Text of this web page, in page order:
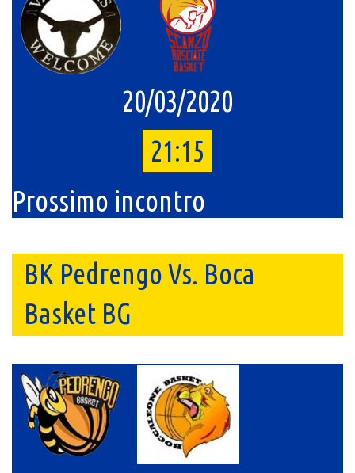
20/03/2020
21:15
Prossimo incontro
BK Pedrengo Vs. Boca
Basket BG